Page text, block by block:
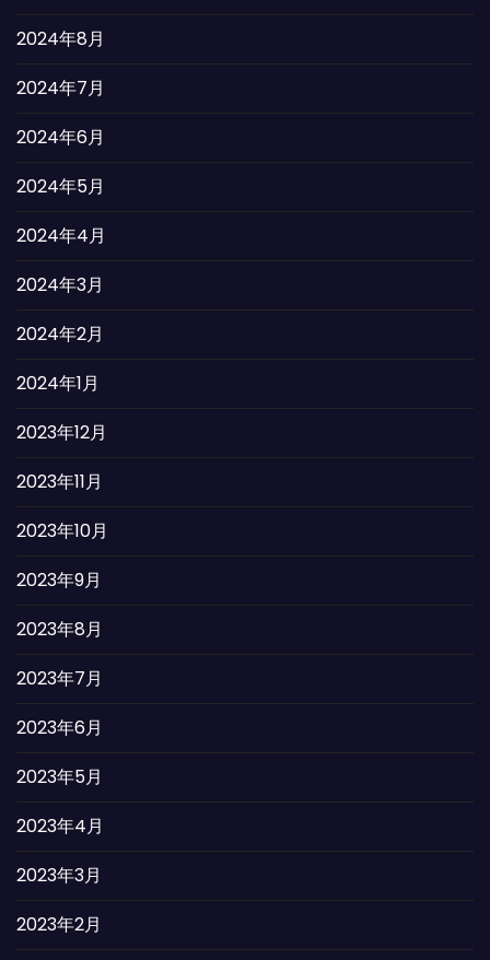
2024年8月
2024年7月
2024年6月
2024年5月
2024年4月
2024年3月
2024年2月
2024年1月
2023年12月
2023年11月
2023年10月
2023年9月
2023年8月
2023年7月
2023年6月
2023年5月
2023年4月
2023年3月
2023年2月